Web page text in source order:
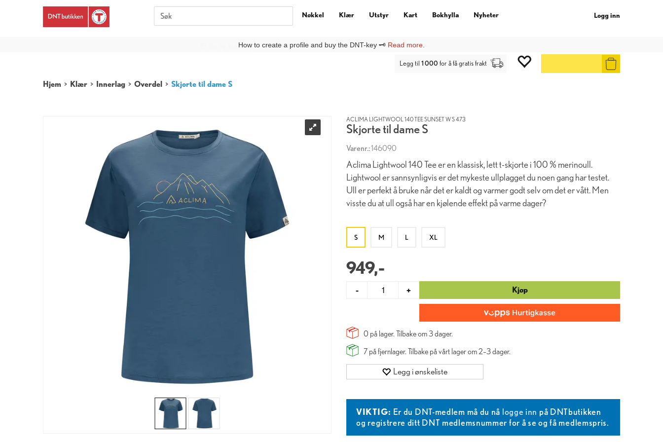
Logg inn
Er du ny kunde på DNTbutikken, må du lage deg enNy kunde-profil under
Nøkkel Klær Utstyr Kart Bokhylla Nyheter
Legg til 1 000 for å få gratis frakt
Hjem > Klær > Innerlag > Overdel > Skjorte til dame S
ACLIMA LIGHTWOOL 140 TEE SUNSET W S 473
Skjorte til dame S
Varenr.:146090
Aclima Lightwool 140 Tee er en klassisk, lett t-skjorte i 100 % merinoull.
Lightwool er sannsynligvis er det mykeste ullplagget du noen gang har testet.
Ull er perfekt å bruke når det er kaldt og varmer godt selv om det er vått. Men
visste du at ull også har en kjølende effekt på varme dager?
S M L XL
949,-
- + Kjøp
0 på lager. Tilbake om3dager.
7 på fjernlager. Tilbake på vårt lager om 2–3 dager.
Legg i ønskeliste
VIKTIG: Er du DNT-medlem må du nå logge inn på DNTbutikken
og registrere ditt DNT medlemsnummer for å se og få medlemspris.